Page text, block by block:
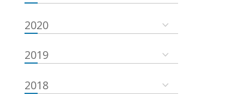
2020
2019
2018